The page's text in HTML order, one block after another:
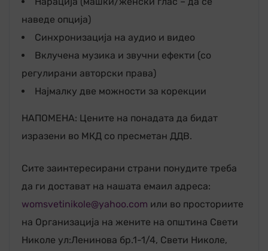
наведе опција)
Синхронизација на аудио и видео
Вклучена музика и звучни ефекти (со
регулирани авторски права)
Најмалку две можности за корекции
НАПОМЕНА: Цените на понадата да бидат
изразени во МКД со пресметан ДДВ.
Сите заинтересирани страни понудите треба
да ги достават на нашата емаил адреса:
womsvetinikole@yahoo.com или во просториите
на Организација на жените на општина Свети
Николе ул:Ленинова бр.1-1/4, Свети Николе,